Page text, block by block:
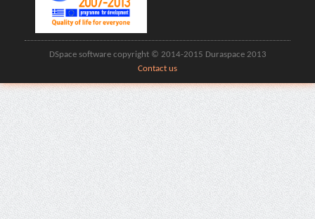
DSpace software copyright © 2014-2015 Duraspace 2013
Contact us